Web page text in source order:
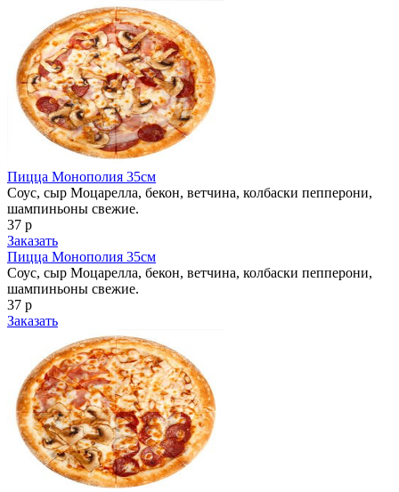
Пицца Монополия 35см
Соус, сыр Моцарелла, бекон, ветчина, колбаски пепперони,
шампиньоны свежие.
37 р
Заказать
Пицца Монополия 35см
Соус, сыр Моцарелла, бекон, ветчина, колбаски пепперони,
шампиньоны свежие.
37 р
Заказать